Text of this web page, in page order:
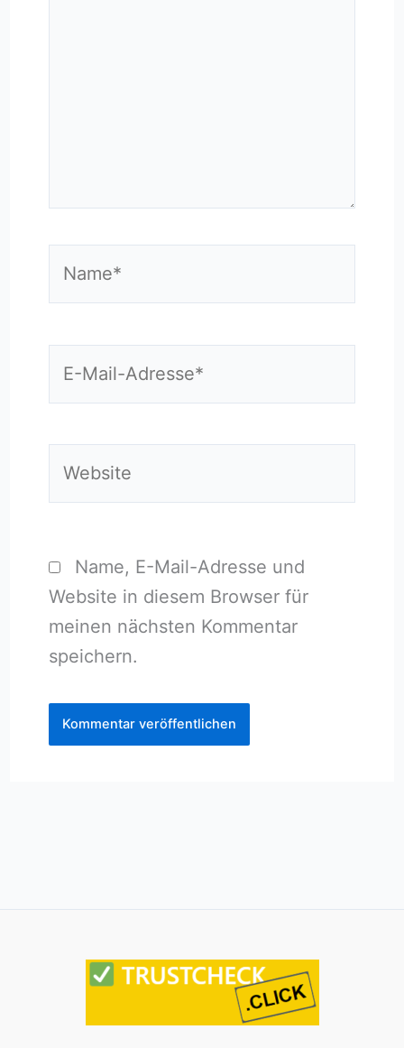
Name, E-Mail-Adresse und
Website in diesem Browser für
meinen nächsten Kommentar
speichern.